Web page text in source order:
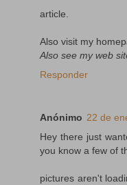
article.
Also visit my
Also see my web
Responder
Anónimo 22 de
Hey there just
you know a few of
pictures aren't